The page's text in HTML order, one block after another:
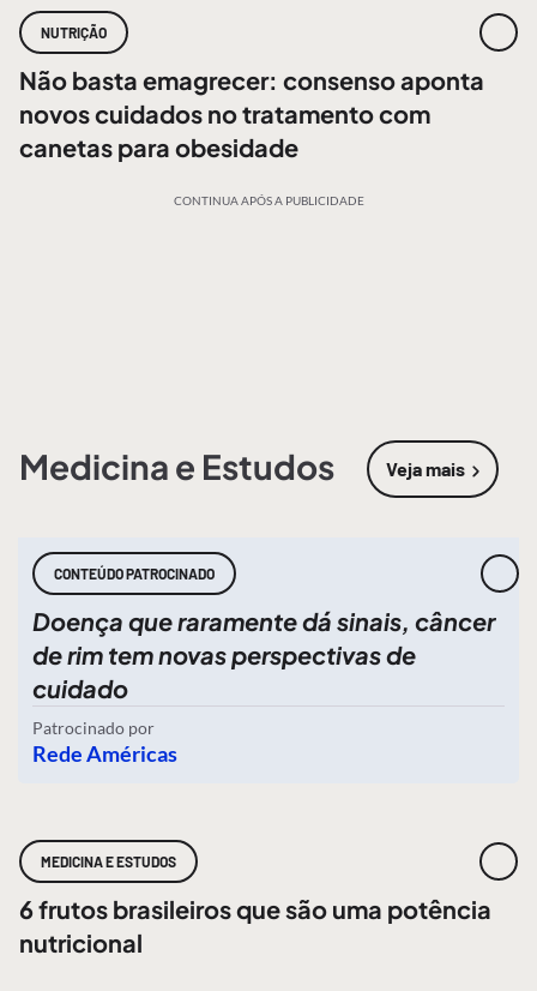
NUTRIÇÃO
Não basta emagrecer: consenso aponta
novos cuidados no tratamento com
canetas para obesidade
CONTINUA APÓS A PUBLICIDADE
Medicina e Estudos Veja mais
sobre
CONTEÚDO PATROCINADO
Doença que raramente dá sinais, câncer
de rim tem novas perspectivas de
cuidado
Patrocinado por
Rede Américas
MEDICINA E ESTUDOS
6 frutos brasileiros que são uma potência
nutricional